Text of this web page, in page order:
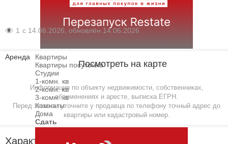
Аренда
Квартиры
Квартиры посуточно
Студии
1-комн. кв
2-комн. кв
3-комн. кв
Комнаты
Дома
Сдать
1 с 14.06.2026, обновлён 14.06.2026
Посмотреть на карте
Информация по объекту недвижимости, собственниках,
обременениях и аресте, выписка ЕГРН.
Перед заказом уточните у продавца по телефону точный адрес до
квартиры или кадастровый номер.
Характеристики